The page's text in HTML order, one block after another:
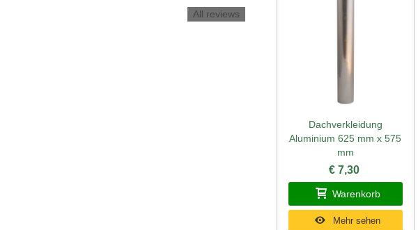
All reviews
Schnellansicht
Dachverkleidung
Aluminium 625 mm x 575
mm
€ 7,30
Warenkorb
Mehr sehen